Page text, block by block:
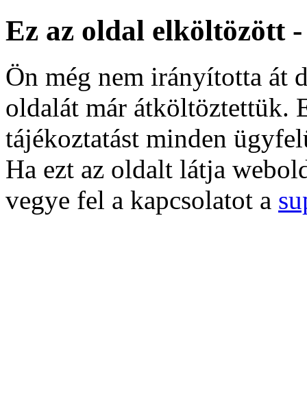
Ez az oldal elköltözött -
Ön még nem irányította át
oldalát már átköltöztettük.
tájékoztatást minden
Ha ezt az oldalt látja
vegye fel a kapcsolatot a